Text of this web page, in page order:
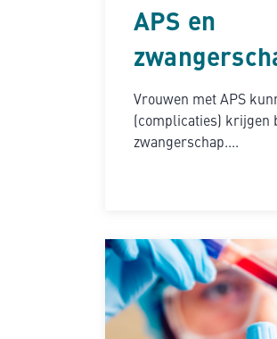
APS en
Vrouwen met APS
(complicaties) krijgen
zwangerschap....